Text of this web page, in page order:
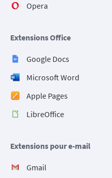
Opera
Extensions Office
Google Docs
Microsoft Word
Apple Pages
LibreOffice
Extensions pour e-mail
Gmail